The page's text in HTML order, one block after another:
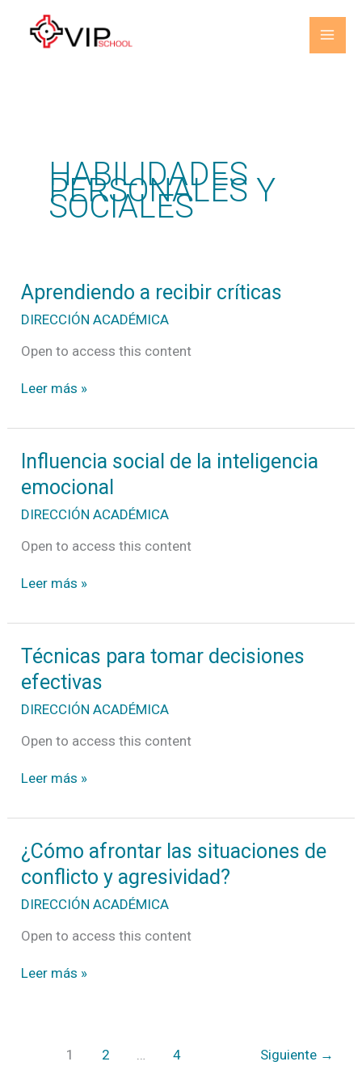
contenido
HABILIDADES
PERSONALES Y
SOCIALES
Aprendiendo a recibir críticas
DIRECCIÓN ACADÉMICA
Open to access this content
Aprendiendo
a
recibir
Leer más »
Influencia social de la inteligencia
emocional
DIRECCIÓN ACADÉMICA
Open to access this content
Influencia
social
de
inteligencia
emocional
Leer más »
Técnicas para tomar decisiones
efectivas
DIRECCIÓN ACADÉMICA
Open to access this content
Técnicas
para
tomar
decisiones
efectivas
Leer más »
¿Cómo afrontar las situaciones de
conflicto y agresividad?
DIRECCIÓN ACADÉMICA
Open to access this content
¿Cómo
afrontar
las
situaciones
de
conflicto
y
Leer más »
1 2 4 Siguiente →